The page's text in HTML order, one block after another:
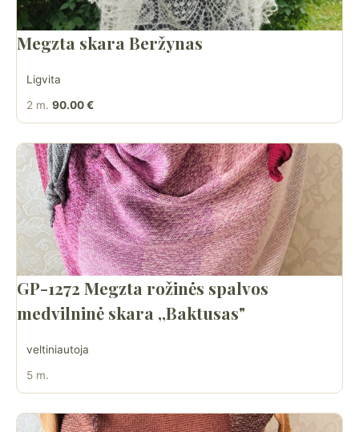
Megzta skara Beržynas
Ligvita
2 m. 90.00 €
GP-1272 Megzta rožinės spalvos
medvilninė skara ,,Baktusas"
veltiniautoja
5 m.